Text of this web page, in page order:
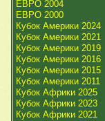
ЕВРО 2004
ЕВРО 2000
Кубок Америки 2024
Кубок Америки 2021
Кубок Америки 2019
Кубок Америки 2016
Кубок Америки 2015
Кубок Америки 2011
Кубок Африки 2025
Кубок Африки 2023
Кубок Африки 2021